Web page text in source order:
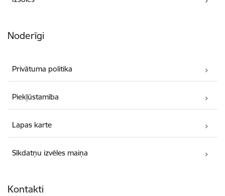
Noderīgi
Privātuma politika
Piekļūstamība
Lapas karte
Sīkdatņu izvēles maiņa
Kontakti